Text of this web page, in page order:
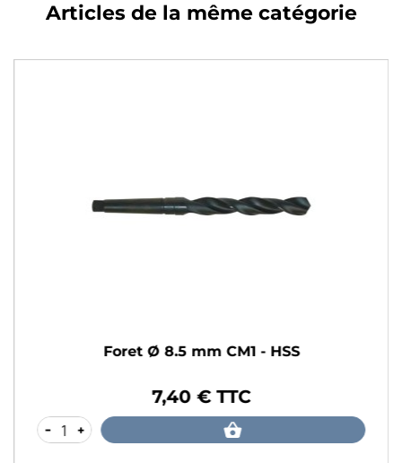
Articles de la même catégorie
Foret Ø 8.5 mm CM1 - HSS
7,40 € TTC
- +